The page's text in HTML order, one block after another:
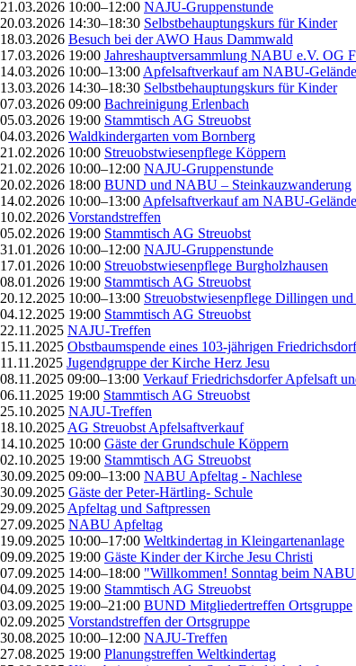
21.03.2026 10:00–12:00 NAJU-Gruppenstunde
20.03.2026 14:30–18:30 Selbstbehauptungskurs für Kinder
18.03.2026 Besuch bei der AWO Haus Dammwald
17.03.2026 19:00 Jahreshauptversammlung NABU e.V. OG
14.03.2026 10:00–13:00 Apfelsaftverkauf am NABU-
13.03.2026 14:30–18:30 Selbstbehauptungskurs für Kinder
07.03.2026 09:00 Bachreinigung Erlenbach
05.03.2026 19:00 Stammtisch AG Streuobst
04.03.2026 Waldkindergarten vom Bornberg
21.02.2026 10:00 Streuobstwiesenpflege Köppern
21.02.2026 10:00–12:00 NAJU-Gruppenstunde
20.02.2026 18:00 BUND und NABU – Steinkauzwanderung
14.02.2026 10:00–13:00 Apfelsaftverkauf am NABU-
10.02.2026 Vorstandstreffen
05.02.2026 19:00 Stammtisch AG Streuobst
31.01.2026 10:00–12:00 NAJU-Gruppenstunde
17.01.2026 10:00 Streuobstwiesenpflege Burgholzhausen
08.01.2026 19:00 Stammtisch AG Streuobst
20.12.2025 10:00–13:00 Streuobstwiesenpflege Dillingen und
04.12.2025 19:00 Stammtisch AG Streuobst
22.11.2025 NAJU-Treffen
15.11.2025 Obstbaumspende eines 103-jährigen
11.11.2025 Jugendgruppe der Kirche Herz Jesu
08.11.2025 09:00–13:00 Verkauf Friedrichsdorfer Apfelsaft
06.11.2025 19:00 Stammtisch AG Streuobst
25.10.2025 NAJU-Treffen
18.10.2025 AG Streuobst Apfelsaftverkauf
14.10.2025 10:00 Gäste der Grundschule Köppern
02.10.2025 19:00 Stammtisch AG Streuobst
30.09.2025 09:00–13:00 NABU Apfeltag - Nachlese
30.09.2025 Gäste der Peter-Härtling- Schule
29.09.2025 Apfeltag und Saftpressen
27.09.2025 NABU Apfeltag
19.09.2025 10:00–17:00 Weltkindertag in Kleingartenanlage
09.09.2025 19:00 Gäste Kinder der Kirche Jesu Christi
07.09.2025 14:00–18:00 "Willkommen! Sonntag beim
04.09.2025 19:00 Stammtisch AG Streuobst
03.09.2025 19:00–21:00 BUND Mitgliedertreffen Ortsgruppe
02.09.2025 Vorstandstreffen der Ortsgruppe
30.08.2025 10:00–12:00 NAJU-Treffen
27.08.2025 19:00 Planungstreffen Weltkindertag